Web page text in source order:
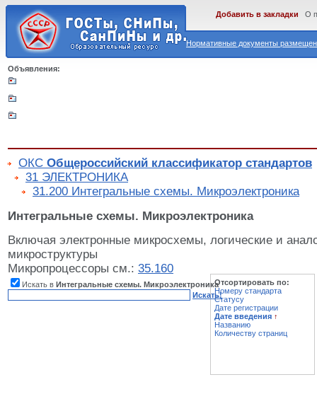
Нормативные документы
Добавить в закладки О
Объявления:
ОКС Общероссийский классификатор стандартов
31 ЭЛЕКТРОНИКА
31.200 Интегральные схемы. Микроэлектроника
Интегральные схемы. Микроэлектроника
Включая электронные микросхемы, логические и
микроструктуры
Микропроцессоры см.: 35.160
Искать в Интегральные схемы. Микроэлектроника
Искать!
Отсортировать по:
Номеру стандарта
Статусу
Дате регистрации
Дате введения ↑
Названию
Количеству страниц